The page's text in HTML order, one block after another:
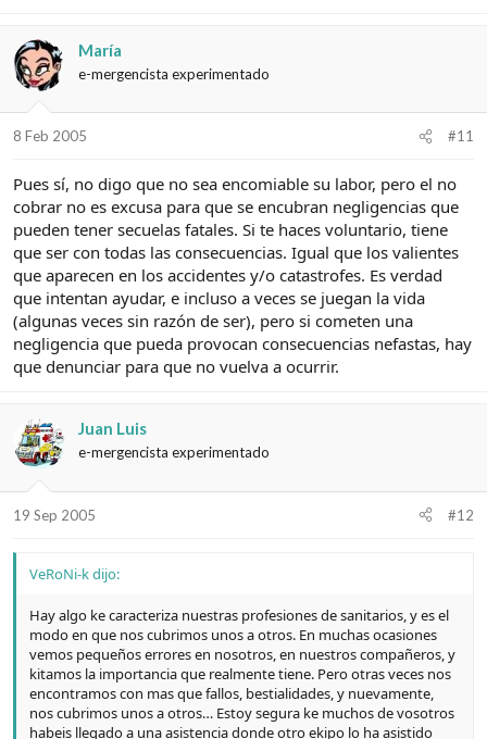
María
e-mergencista experimentado
8 Feb 2005 #11
Pues sí, no digo que no sea encomiable su labor, pero el no
cobrar no es excusa para que se encubran negligencias que
pueden tener secuelas fatales. Si te haces voluntario, tiene
que ser con todas las consecuencias. Igual que los valientes
que aparecen en los accidentes y/o catastrofes. Es verdad
que intentan ayudar, e incluso a veces se juegan la vida
(algunas veces sin razón de ser), pero si cometen una
negligencia que pueda provocan consecuencias nefastas, hay
que denunciar para que no vuelva a ocurrir.
Juan Luis
e-mergencista experimentado
19 Sep 2005 #12
VeRoNi-k dijo:
Hay algo ke caracteriza nuestras profesiones de sanitarios, y es el
modo en que nos cubrimos unos a otros. En muchas ocasiones
vemos pequeños errores en nosotros, en nuestros compañeros, y
kitamos la importancia que realmente tiene. Pero otras veces nos
encontramos con mas que fallos, bestialidades, y nuevamente,
nos cubrimos unos a otros… Estoy segura ke muchos de vosotros
habeis llegado a una asistencia donde otro ekipo lo ha asistido